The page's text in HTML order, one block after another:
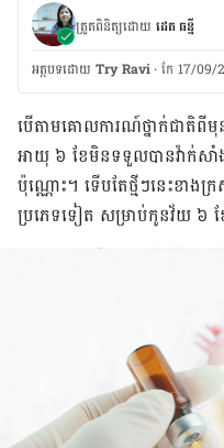
ត្រួតពិនិត្យដោយ ដេត ធន្នី
អត្ថបទ​ដោយ Try Ravi · កែ 17/09/
បើ​តាម​គោលការណ៍​ថ្នាក់​ជាតិពី
អាយុ ៦ ខែ​មិន​ទទួល​បាន​វ៉ាក់ស
ប៉ុណ្ណោះ។ ទើប​តែ​ថ្មី​ៗ​នេះ​ខាង​
ប្រភេទ​ទៀត សម្រាប់​កូន​វ័យ ៦